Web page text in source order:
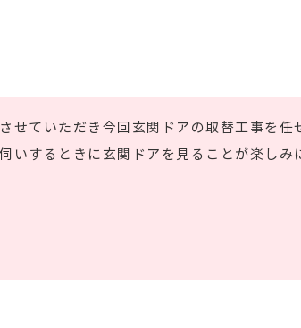
せていただき今回玄関ドアの取替工事を
いするときに玄関ドアを見ることが楽しみ